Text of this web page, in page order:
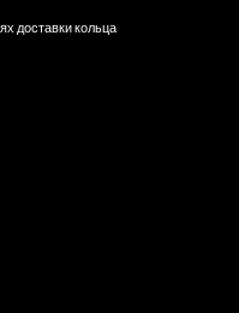
доставки кольца